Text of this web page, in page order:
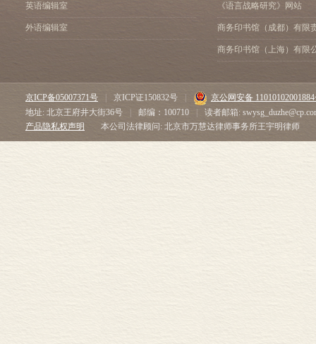
英语编辑室
外语编辑室
《语言战略研究》网站
商务印书馆（成都）有限
商务印书馆（上海）有限
京ICP备05007371号 京ICP证150832号
京公网安备
地址: 北京王府井大街36号
邮编：100710
读者邮箱:
产品隐私权声明
本公司法律顾问: 北京市万慧达律师事务所王宇明律师